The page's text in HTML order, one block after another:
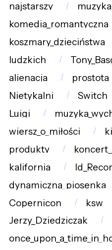
najstarszy
muzyka
komedia_romantyczna
koszmary_dzieciństwa
ludzkich
alienacja
prostota
Nietykalni
Switch
Luigi
wiersz_o_miłości
produkty
kalifornia
dynamiczna_piosenka
Copernicon
ksw
Jerzy_Dziedziczak